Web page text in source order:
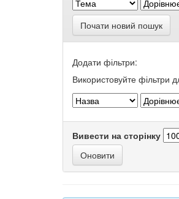
Почати новий пошук
Додати фільтри:
Використовуйте фільтри
Вивести на сторінку